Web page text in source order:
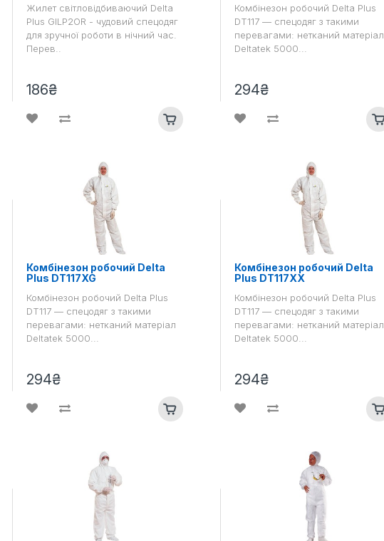
Жилет світловідбиваючий Delta
Plus GILP2OR - чудовий спецодяг
для зручної роботи в нічний час.
Перев..
186₴
Комбінезон робочий Delta Plus
DT117 — спецодяг з такими
перевагами: нетканий матеріал
Deltatek 5000...
294₴
Комбінезон робочий Delta
Plus DT117XG
Комбінезон робочий Delta Plus
DT117 — спецодяг з такими
перевагами: нетканий матеріал
Deltatek 5000...
294₴
Комбінезон робочий Delta
Plus DT117XX
Комбінезон робочий Delta Plus
DT117 — спецодяг з такими
перевагами: нетканий матеріал
Deltatek 5000...
294₴